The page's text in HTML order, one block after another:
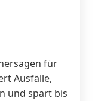
für
Ausfälle,
und spart bis